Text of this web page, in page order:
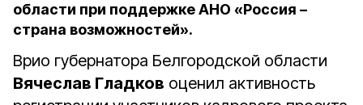
области при поддержке АНО «Россия –
страна возможностей».
Врио губернатора Белгородской области
Вячеслав Гладков оценил активность